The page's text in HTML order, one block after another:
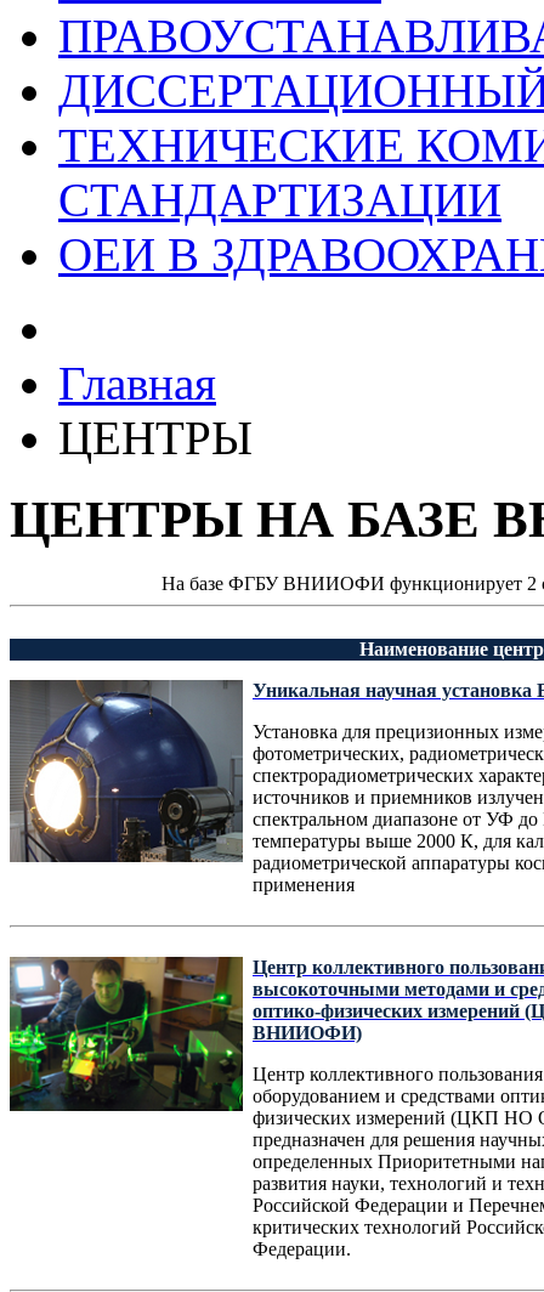
ТЕХНИЧЕСКИЕ
СТАНДАРТИЗАЦИИ
ОЕИ В
Главная
ЦЕНТРЫ
ЦЕНТРЫ НА БАЗЕ
На базе ФГБУ ВНИИОФИ функционирует 2
Наименование
Уникальная научная
Установка для прецизионных
фотометрических,
спектрорадиометрических
источников и приемников
спектральном диапазоне от УФ
температуры выше 2000 К, для
радиометрической аппаратуры
применения
Центр коллективного
высокоточными методами и
оптико-физических измерений
ВНИИОФИ)
Центр коллективного
оборудованием и средствами
физических измерений (ЦКП
предназначен для решения
определенных Приоритетными
развития науки, технологий и
Российской Федерации и
критических технологий
Федерации.